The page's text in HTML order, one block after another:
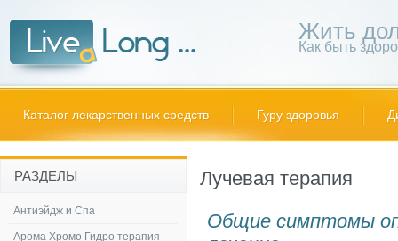
Жить
Как быть
Каталог лекарственных средств Гуру здоровья
Лучевая терапия
Общие симптомы
РАЗДЕЛЫ
Антиэйдж и Спа
Арома Хромо Гидро терапия